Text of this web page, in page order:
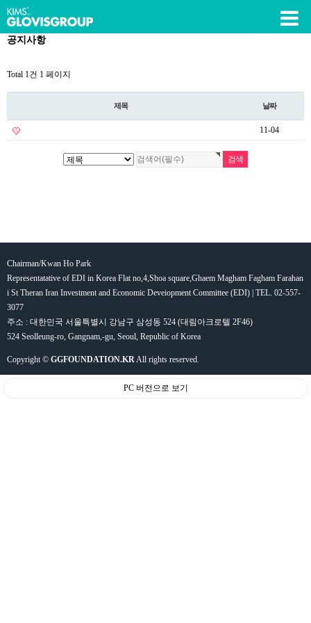
공지사항
Total 1건 1 페이지
제목 날짜
11-04
Chairman/Kwan Ho Park
Representatative of EDI in Korea Flat no,4,Shoa square,Ghaem Magham Fagham Farahan
i St Theran Iran Investment and Economic Deveiopment Committee (EDI) | TEL. 02-557-
3077
주소 : 대한민국 서울특별시 강남구 삼성동 524 (대림아크로텔 2F46)
524 Seolleung-ro, Gangnam,-gu, Seoul, Republic of Korea
Copyright © GGFOUNDATION.KRAll rights reserved.
PC 버전으로 보기